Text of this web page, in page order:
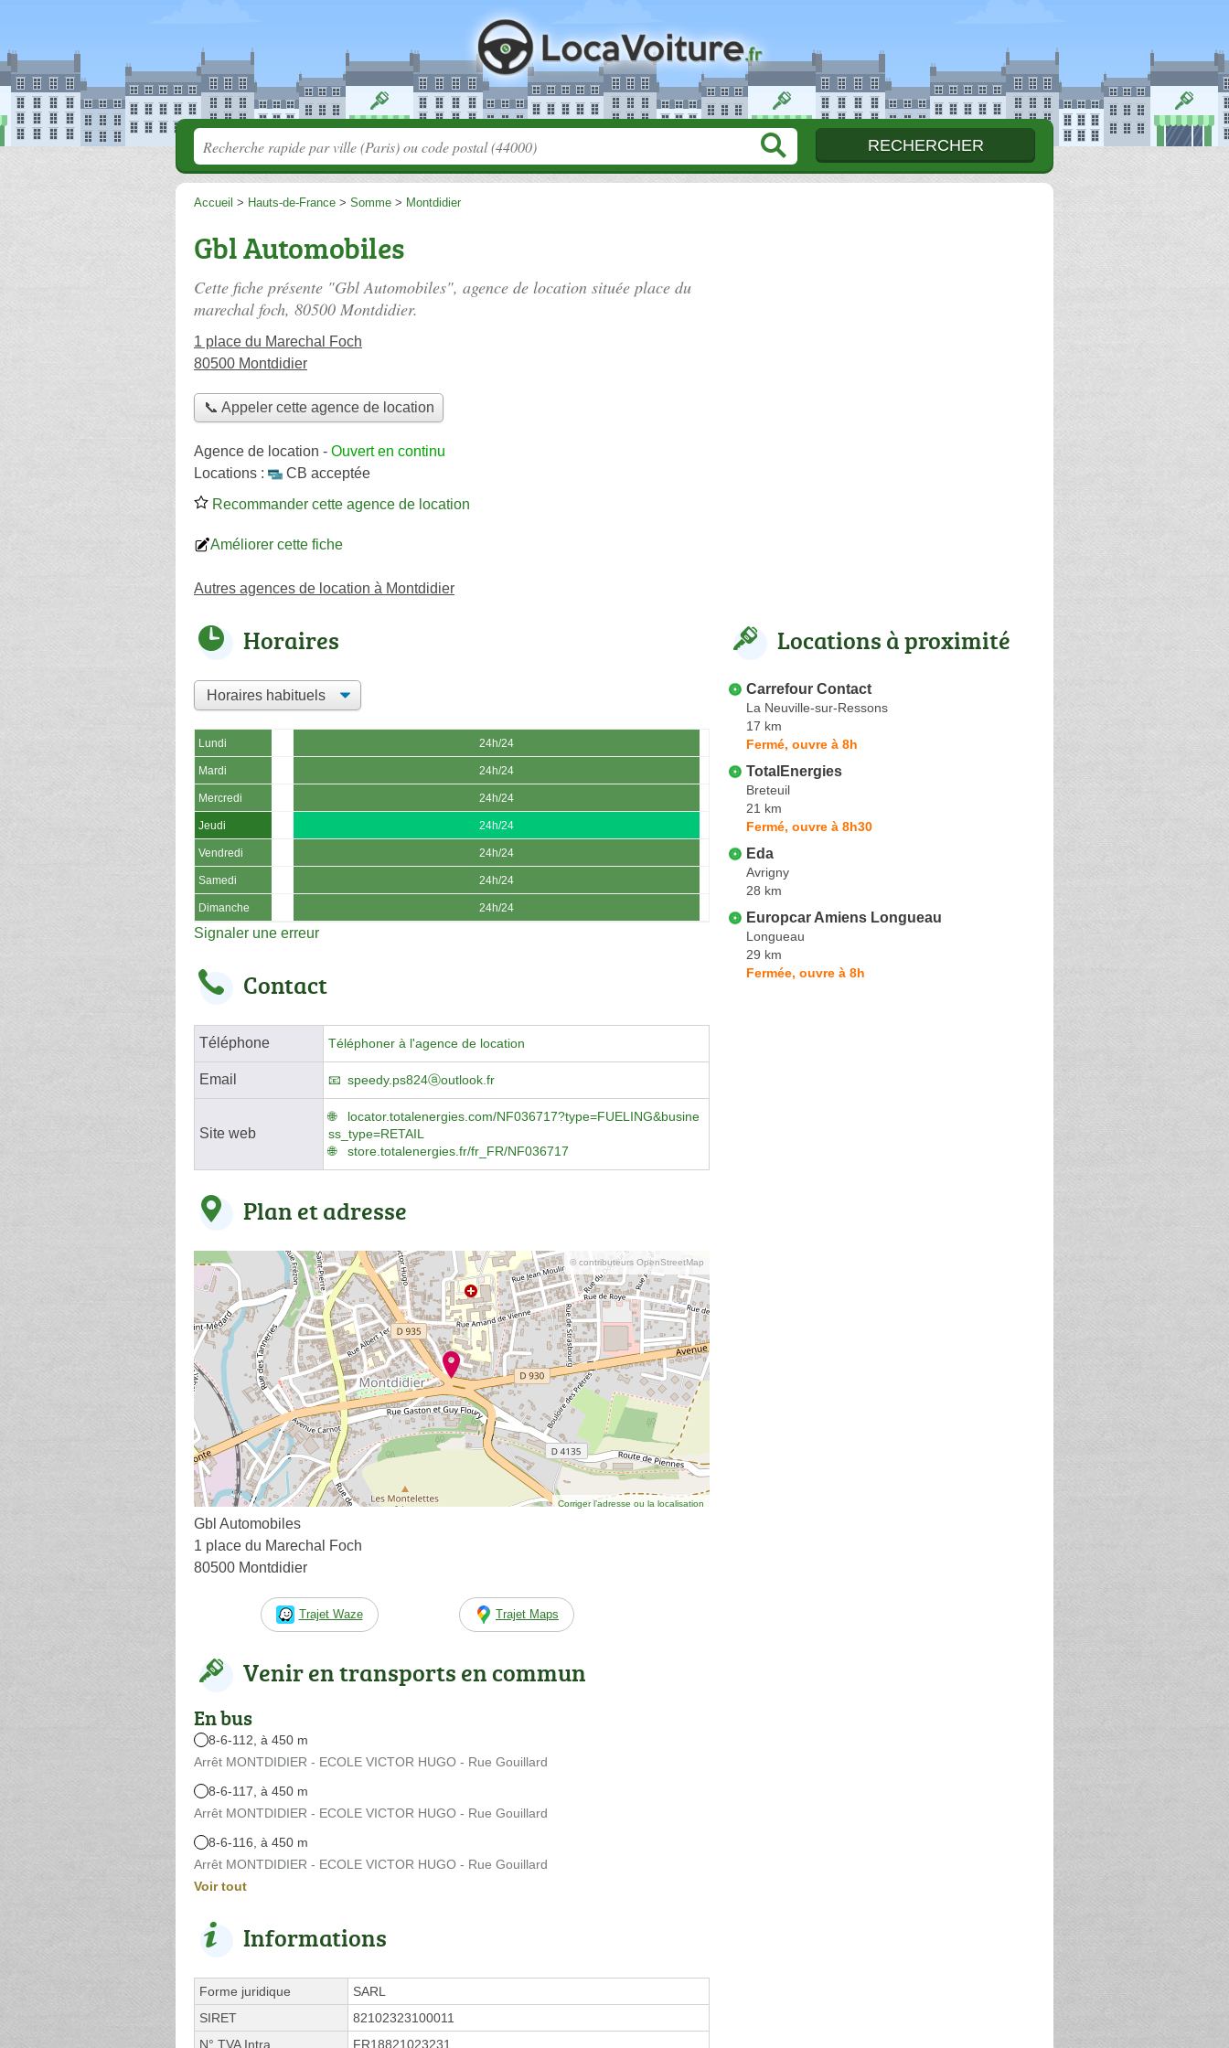
Accueil > Hauts-de-France > Somme > Montdidier
Gbl Automobiles
Cette fiche présente "Gbl Automobiles", agence de location située place du
marechal foch, 80500 Montdidier.
1 place du Marechal Foch
80500 Montdidier
📞 Appeler cette agence de location
Agence de location - Ouvert en continu
Locations :
CB acceptée
Recommander cette agence de location
Améliorer cette fiche
Autres agences de location à Montdidier
Horaires
Lundi 24h/24
Mardi 24h/24
Mercredi 24h/24
Jeudi 24h/24
Vendredi 24h/24
Samedi 24h/24
Dimanche 24h/24
Signaler une erreur
Contact
Téléphone Téléphoner à l'agence de location
Email speedy.ps824ⓐoutlook.fr
Site web
locator.totalenergies.com/NF036717?type=FUELING&busine
ss_type=RETAIL
store.totalenergies.fr/fr_FR/NF036717
Plan et adresse
© contributeurs OpenStreetMap
Corriger l’adresse ou la localisation
Gbl Automobiles
1 place du Marechal Foch
80500 Montdidier
Trajet Waze Trajet Maps
Venir en transports en commun
En bus
8-6-112, à 450 m
Arrêt MONTDIDIER - ECOLE VICTOR HUGO - Rue Gouillard
8-6-117, à 450 m
Arrêt MONTDIDIER - ECOLE VICTOR HUGO - Rue Gouillard
8-6-116, à 450 m
Arrêt MONTDIDIER - ECOLE VICTOR HUGO - Rue Gouillard
Voir tout
Informations
Forme juridique
SARL
SIRET
82102323100011
N° TVA Intra.
FR18821023231
Locations à proximité
Carrefour Contact
La Neuville-sur-Ressons
17 km
Fermé, ouvre à 8h
TotalEnergies
Breteuil
21 km
Fermé, ouvre à 8h30
Eda
Avrigny
28 km
Europcar Amiens Longueau
Longueau
29 km
Fermée, ouvre à 8h